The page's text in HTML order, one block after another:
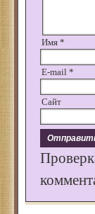
Имя *
E-mail *
Сайт